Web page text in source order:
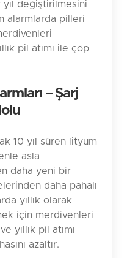
değiştirilmesini
alarmlarda pilleri
pil atımı ile çöp
– Şarj
10 yıl süren lityum
asla
daha yeni bir
daha pahalı
yıllık olarak
için merdivenleri
yıllık pil atımı
azaltır.